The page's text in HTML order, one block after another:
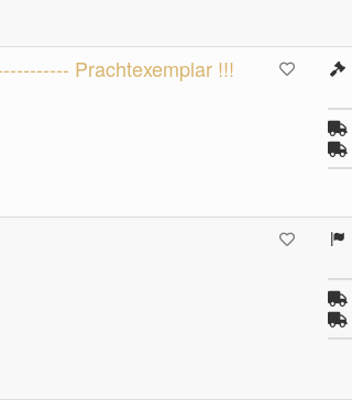
Prachtexemplar !!!